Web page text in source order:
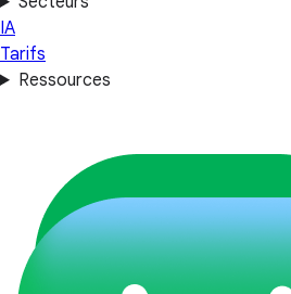
IA
Tarifs
Ressources